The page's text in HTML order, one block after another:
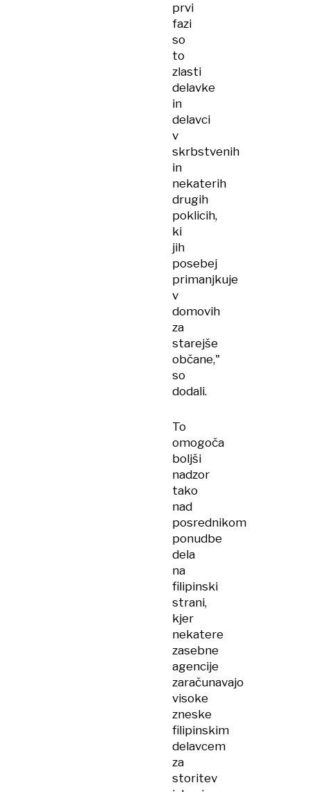
prvi
fazi
so
to
zlasti
delavke
in
delavci
v
skrbstvenih
in
nekaterih
drugih
poklicih,
ki
jih
posebej
primanjkuje
v
domovih
za
starejše
občane,"
so
dodali.
To
omogoča
boljši
nadzor
tako
nad
posrednikom
ponudbe
dela
na
filipinski
strani,
kjer
nekatere
zasebne
agencije
zaračunavajo
visoke
zneske
filipinskim
delavcem
za
storitev